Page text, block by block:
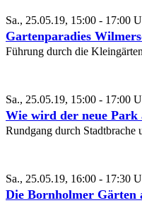
Sa., 25.05.19, 15:00 - 17:00
Gartenparadies
Führung durch die
Sa., 25.05.19, 15:00 - 17:00
Wie wird der neue Park
Rundgang durch Stadtbrache
Sa., 25.05.19, 16:00 - 17:30
Die Bornholmer Gärten